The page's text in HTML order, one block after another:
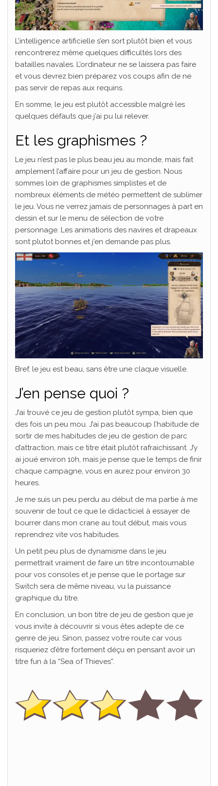
L’intelligence artificielle s’en sort plutôt bien et vous
rencontrerez même quelques difficultés lors des
batailles navales. L’ordinateur ne se laissera pas faire
et vous devrez bien préparez vos coups afin de ne
pas servir de repas aux requins.
En somme, le jeu est plutôt accessible malgré les
quelques défauts que j’ai pu lui relever.
Et les graphismes ?
Le jeu n’est pas le plus beau jeu au monde, mais fait
amplement l’affaire pour un jeu de gestion. Nous
sommes loin de graphismes simplistes et de
nombreux éléments de météo permettent de sublimer
le jeu. Vous ne verrez jamais de personnages à part en
dessin et sur le menu de sélection de votre
personnage. Les animations des navires et drapeaux
sont plutot bonnes et j’en demande pas plus.
Bref, le jeu est beau, sans être une claque visuelle.
J’en pense quoi ?
J’ai trouvé ce jeu de gestion plutôt sympa, bien que
des fois un peu mou. J’ai pas beaucoup l’habitude de
sortir de mes habitudes de jeu de gestion de parc
d’attraction, mais ce titre était plutôt rafraichissant. J’y
ai joué environ 10h, mais je pense que le temps de finir
chaque campagne, vous en aurez pour environ 30
heures.
Je me suis un peu perdu au début de ma partie à me
souvenir de tout ce que le didacticiel à essayer de
bourrer dans mon crane au tout début, mais vous
reprendrez vite vos habitudes.
Un petit peu plus de dynamisme dans le jeu
permettrait vraiment de faire un titre incontournable
pour vos consoles et je pense que le portage sur
Switch sera de même niveau, vu la puissance
graphique du titre.
En conclusion, un bon titre de jeu de gestion que je
vous invite à découvrir si vous êtes adepte de ce
genre de jeu. Sinon, passez votre route car vous
risqueriez d’être fortement déçu en pensant avoir un
titre fun à la “Sea of Thieves”.